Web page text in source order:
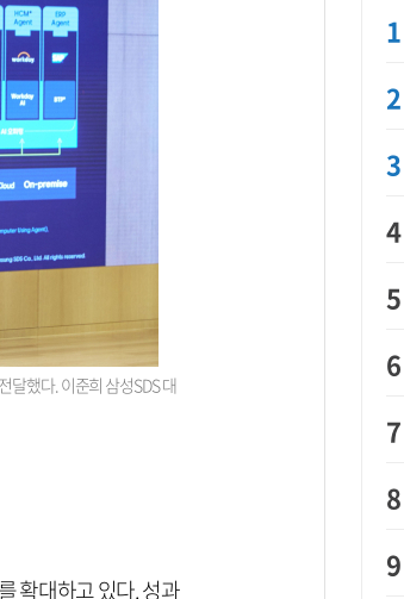
달했다. 이준희 삼성SDS 대
확대하고 있다. 성과